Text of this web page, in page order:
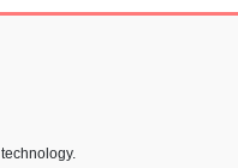
technology.